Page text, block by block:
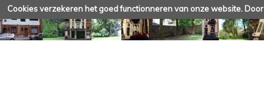
Cookies verzekeren het goed functionneren van onze website.